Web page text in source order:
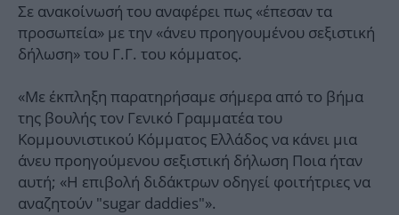
Σε ανακοίνωσή του αναφέρει πως «έπεσαν τα
προσωπεία» με την «άνευ προηγουμένου σεξιστική
δήλωση» του Γ.Γ. του κόμματος.
«Με έκπληξη παρατηρήσαμε σήμερα από το βήμα
της βουλής τον Γενικό Γραμματέα του
Κομμουνιστικού Κόμματος Ελλάδος να κάνει μια
άνευ προηγούμενου σεξιστική δήλωση Ποια ήταν
αυτή; «Η επιβολή διδάκτρων οδηγεί φοιτήτριες να
αναζητούν "sugar daddies"».